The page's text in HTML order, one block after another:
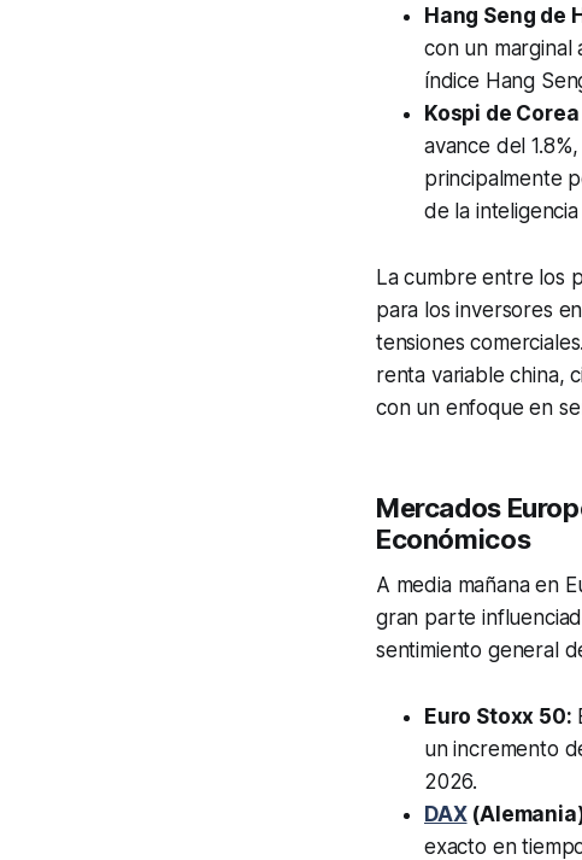
Hang Seng de
con un marginal
índice Hang
Kospi de
avance del
principalmente
de la
La cumbre entre los
para los inversores
tensiones
renta variable china,
con un enfoque en
Mercados
Económicos
A media mañana en
gran parte
sentimiento general
Euro Stoxx 50:
un incremento
2026.
DAX(Alemania)
exacto en